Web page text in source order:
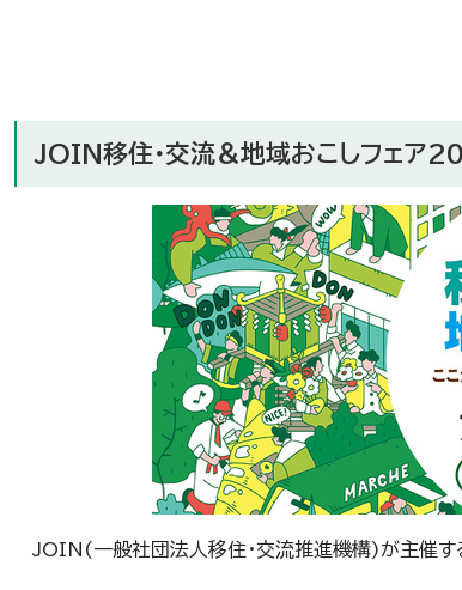
JOIN移住・交流＆地域おこしフェア
JOIN(一般社団法人移住・交流推進機構)が主催す